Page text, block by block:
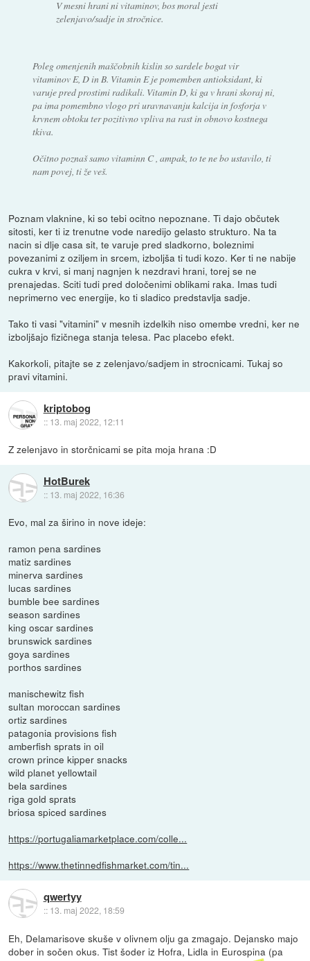
V mesni hrani ni vitaminov, bos moral jesti
zelenjavo/sadje in stročnice.
Poleg omenjenih maščobnih kislin so sardele bogat vir
vitaminov E, D in B. Vitamin E je pomemben antioksidant, ki
varuje pred prostimi radikali. Vitamin D, ki ga v hrani skoraj ni,
pa ima pomembno vlogo pri uravnavanju kalcija in fosforja v
krvnem obtoku ter pozitivno vpliva na rast in obnovo kostnega
tkiva.
Očitno poznaš samo vitaminn C , ampak, to te ne bo ustavilo, ti
nam povej, ti že veš.
Poznam vlaknine, ki so tebi ocitno nepoznane. Ti dajo občutek
sitosti, ker ti iz trenutne vode naredijo gelasto strukturo. Na ta
nacin si dlje casa sit, te varuje pred sladkorno, boleznimi
povezanimi z oziljem in srcem, izboljša ti tudi kozo. Ker ti ne nabije
cukra v krvi, si manj nagnjen k nezdravi hrani, torej se ne
prenajedas. Sciti tudi pred določenimi oblikami raka. Imas tudi
neprimerno vec energije, ko ti sladico predstavlja sadje.
Tako ti vasi "vitamini" v mesnih izdelkih niso omembe vredni, ker ne
izboljšajo fizičnega stanja telesa. Pac placebo efekt.
Kakorkoli, pitajte se z zelenjavo/sadjem in strocnicami. Tukaj so
pravi vitamini.
kriptobog
:: 13. maj 2022, 12:11
Z zelenjavo in storčnicami se pita moja hrana :D
HotBurek
:: 13. maj 2022, 16:36
Evo, mal za širino in nove ideje:
ramon pena sardines
matiz sardines
minerva sardines
lucas sardines
bumble bee sardines
season sardines
king oscar sardines
brunswick sardines
goya sardines
porthos sardines
manischewitz fish
sultan moroccan sardines
ortiz sardines
patagonia provisions fish
amberfish sprats in oil
crown prince kipper snacks
wild planet yellowtail
bela sardines
riga gold sprats
briosa spiced sardines
https://portugaliamarketplace.com/colle...
https://www.thetinnedfishmarket.com/tin...
qwertyy
:: 13. maj 2022, 18:59
Eh, Delamarisove skuše v olivnem olju ga zmagajo. Dejansko majo
dober in sočen okus. Tist šoder iz Hofra, Lidla in Eurospina (pa